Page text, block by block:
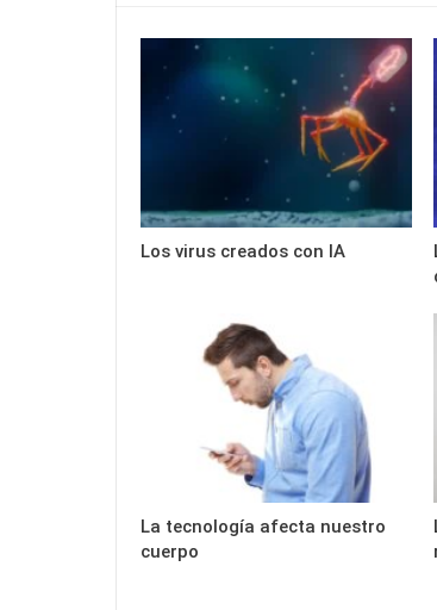
Los virus creados con IA
La tecnología afecta nuestro
cuerpo